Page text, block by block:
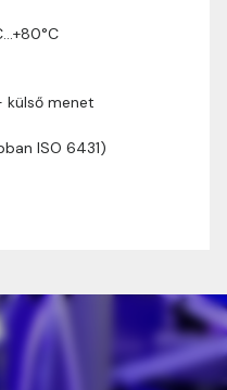
külső menet
ISO 6431)
megrendeléseket 2-5
Amennyiben
a szállítás hosszabb
benneteket.
függ a termék súlyától
A pontos szállítási
során megtekinthetitek,